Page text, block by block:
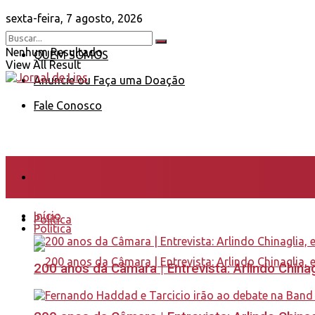
sexta-feira, 7 agosto, 2026
QUEM SOMOS
Anuncie ou Faça uma Doação
Fale Conosco
Nenhum Resultado
View All Result
Política
Início
Política
200 anos da Câmara | Entrevista: Arlindo